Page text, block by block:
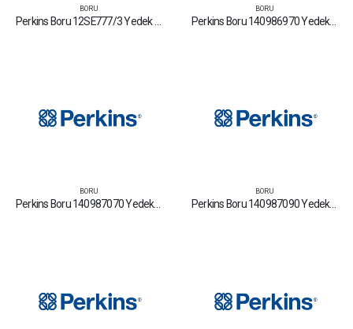
BORU BORU
Perkins Boru 140986970 Yedek Parça Fiyat Tamir Bakım Satan Firmalar
BORU
Perkins Boru 140987070 Yedek Parça Fiyat Tamir Bakım Satan Firmalar
BORU
Perkins Boru 140987090 Yedek Parça Fiyat Tamir Bakım Satan Firmalar